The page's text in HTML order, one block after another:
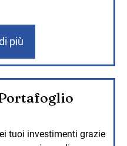
più
tuoi investimenti grazie